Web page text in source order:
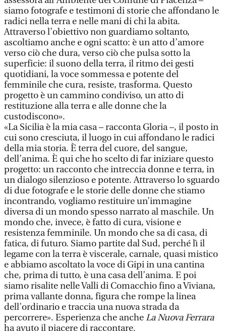
siamo fotografe e testimoni di storie che affondano le
radici nella terra e nelle mani di chi la abita.
Attraverso l’obiettivo non guardiamo soltanto,
ascoltiamo anche e ogni scatto: è un atto d’amore
verso ciò che dura, verso ciò che pulsa sotto la
superficie: il suono della terra, il ritmo dei gesti
quotidiani, la voce sommessa e potente del
femminile che cura, resiste, trasforma. Questo
progetto è un cammino condiviso, un atto di
restituzione alla terra e alle donne che la
custodiscono».
«La Sicilia è la mia casa – racconta Gloria –, il posto in
cui sono cresciuta, il luogo in cui affondano le radici
della mia storia. È terra del cuore, del sangue,
dell’anima. È qui che ho scelto di far iniziare questo
progetto: un racconto che intreccia donne e terra, in
un dialogo silenzioso e potente. Attraverso lo sguardo
di due fotografe e le storie delle donne che stiamo
incontrando, vogliamo restituire un’immagine
diversa di un mondo spesso narrato al maschile. Un
mondo che, invece, è fatto di cura, visione e
resistenza femminile. Un mondo che sa di casa, di
fatica, di futuro. Siamo partite dal Sud, perché lì il
legame con la terra è viscerale, carnale, quasi mistico
e abbiamo ascoltato la voce di Gipi in una cantina
che, prima di tutto, è una casa dell’anima. E poi
siamo risalite nelle Valli di Comacchio fino a Viviana,
prima vallante donna, figura che rompe la linea
dell’ordinario e traccia una nuova strada da
percorrere». Esperienza che ancheLa Nuova Ferrara
ha avuto il piacere di raccontare.